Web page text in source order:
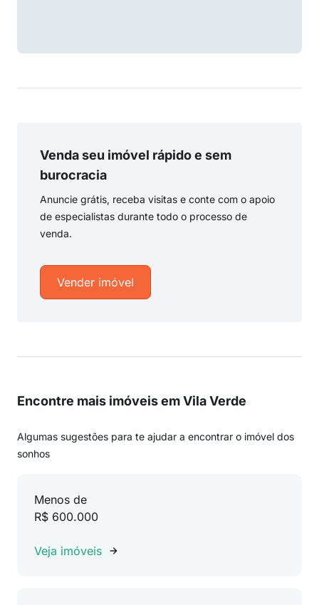
Venda seu imóvel rápido e sem
burocracia
Anuncie grátis, receba visitas e conte com o apoio
de especialistas durante todo o processo de
venda.
Vender imóvel
Encontre mais imóveis em Vila Verde
Algumas sugestões para te ajudar a encontrar o imóvel dos
sonhos
Menos de
R$ 600.000
Veja imóveis